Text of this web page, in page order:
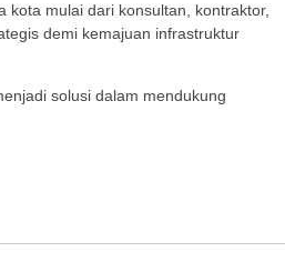
mulai dari konsultan, kontraktor,
demi kemajuan infrastruktur
solusi dalam mendukung